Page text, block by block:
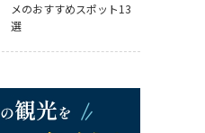
メのおすすめスポット13
選